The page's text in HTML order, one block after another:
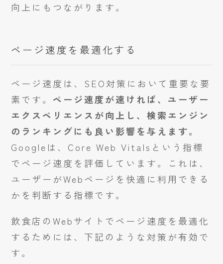
向上にもつながります。
ページ速度を最適化する
ページ速度は、SEO対策において重要な要
素です。 ページ速度が速ければ、ユーザー
エクスペリエンスが向上し、検索エンジン
のランキングにも良い影響を与えます。
Googleは、Core Web Vitalsという指標
でページ速度を評価しています。これは、
ユーザーがWebページを快適に利用できる
かを判断する指標です。
飲食店のWebサイトでページ速度を最適化
するためには、下記のような対策が有効で
す。